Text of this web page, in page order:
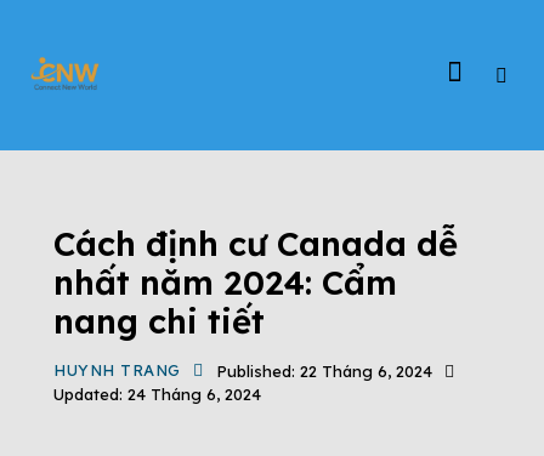
Cách định cư Canada dễ
nhất năm 2024: Cẩm
nang chi tiết
HUYNH TRANG Published: 22 Tháng 6, 2024
Updated: 24 Tháng 6, 2024